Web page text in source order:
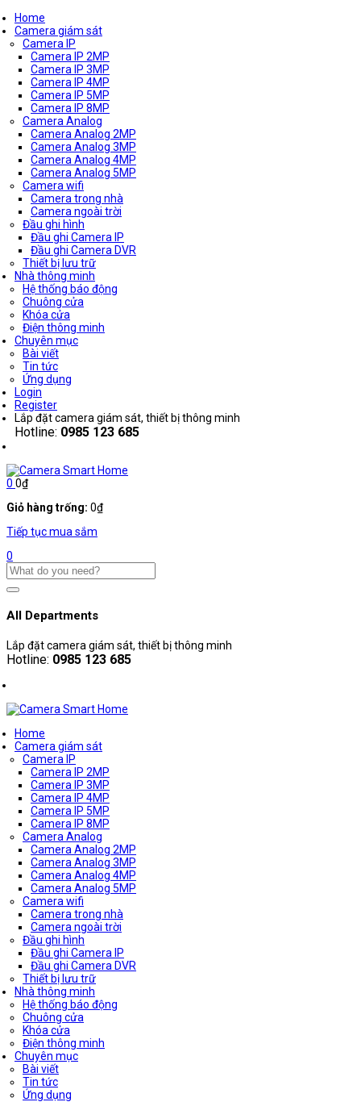
Home
Camera giám sát
Camera IP
Camera IP 2MP
Camera IP 3MP
Camera IP 4MP
Camera IP 5MP
Camera IP 8MP
Camera Analog
Camera Analog 2MP
Camera Analog 3MP
Camera Analog 4MP
Camera Analog 5MP
Camera wifi
Camera trong nhà
Camera ngoài trời
Đầu ghi hình
Đầu ghi Camera IP
Đầu ghi Camera DVR
Thiết bị lưu trữ
Nhà thông minh
Hệ thống báo động
Chuông cửa
Khóa cửa
Điện thông minh
Chuyên mục
Bài viết
Tin tức
Ứng dụng
Login
Register
Lắp đặt camera giám sát, thiết bị thông minh
Hotline: 0985 123 685
0 0₫
Giỏ hàng trống: 0₫
Tiếp tục mua sắm
0
All Departments
Lắp đặt camera giám sát, thiết bị thông minh
Hotline: 0985 123 685
Home
Camera giám sát
Camera IP
Camera IP 2MP
Camera IP 3MP
Camera IP 4MP
Camera IP 5MP
Camera IP 8MP
Camera Analog
Camera Analog 2MP
Camera Analog 3MP
Camera Analog 4MP
Camera Analog 5MP
Camera wifi
Camera trong nhà
Camera ngoài trời
Đầu ghi hình
Đầu ghi Camera IP
Đầu ghi Camera DVR
Thiết bị lưu trữ
Nhà thông minh
Hệ thống báo động
Chuông cửa
Khóa cửa
Điện thông minh
Chuyên mục
Bài viết
Tin tức
Ứng dụng